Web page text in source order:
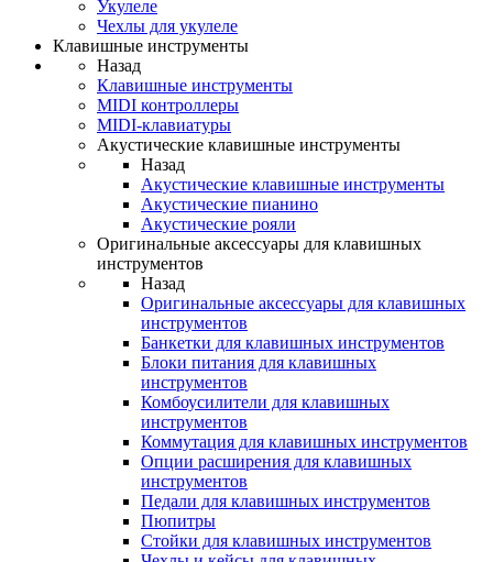
Укулеле
Чехлы для укулеле
Клавишные инструменты
Назад
Клавишные инструменты
MIDI контроллеры
MIDI-клавиатуры
Акустические клавишные инструменты
Назад
Акустические клавишные инструменты
Акустические пианино
Акустические рояли
Оригинальные аксессуары для клавишных
инструментов
Назад
Оригинальные аксессуары для клавишных
инструментов
Банкетки для клавишных инструментов
Блоки питания для клавишных
инструментов
Комбоусилители для клавишных
инструментов
Коммутация для клавишных инструментов
Опции расширения для клавишных
инструментов
Педали для клавишных инструментов
Пюпитры
Стойки для клавишных инструментов